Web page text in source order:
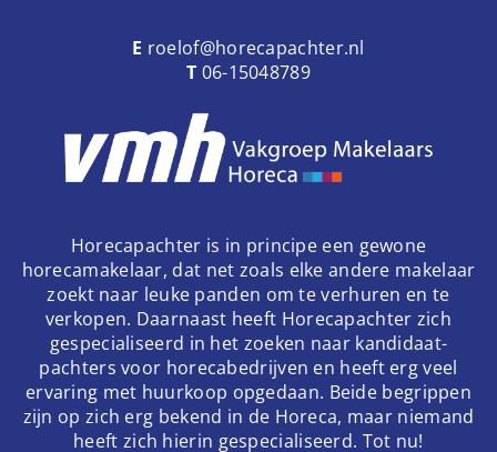
E roelof@horecapachter.nl
T 06-15048789
Horecapachter is in principe een gewone
horecamakelaar, dat net zoals elke andere makelaar
zoekt naar leuke panden om te verhuren en te
verkopen. Daarnaast heeft Horecapachter zich
gespecialiseerd in het zoeken naar kandidaat-
pachters voor horecabedrijven en heeft erg veel
ervaring met huurkoop opgedaan. Beide begrippen
zijn op zich erg bekend in de Horeca, maar niemand
heeft zich hierin gespecialiseerd. Tot nu!